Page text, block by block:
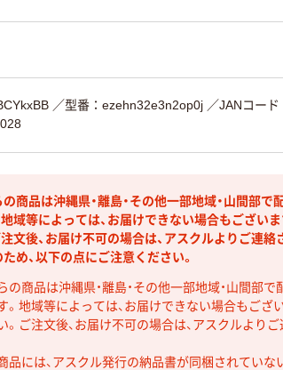
／型番：ezehn32e3n2op0j ／JANコー
商品は沖縄県・離島・その他一部地域・山間部で
地域等によっては、お届けできない場合もござい
文後、お届け不可の場合は、アスクルよりご連絡
め、以下の点にご注意ください。
の商品は沖縄県・離島・その他一部地域・山間部
。地域等によっては、お届けできない場合もござ
。ご注文後、お届け不可の場合は、アスクルより
品には、アスクル発行の納品書が同梱されていな